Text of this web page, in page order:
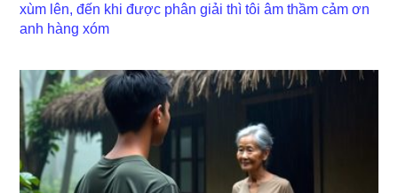
xùm lên, đến khi được phân giải thì tôi âm thầm cảm ơn
anh hàng xóm